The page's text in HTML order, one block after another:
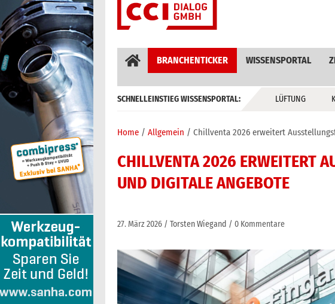
BRANCHENTICKER WISSENSPORTAL
SCHNELLEINSTIEG WISSENSPORTAL: LÜFTUNG
Home Allgemein Chillventa 2026 erweitert
CHILLVENTA 2026 ERWEITERT
UND DIGITALE ANGEBOTE
27. März 2026 Torsten Wiegand 0 Kommentare